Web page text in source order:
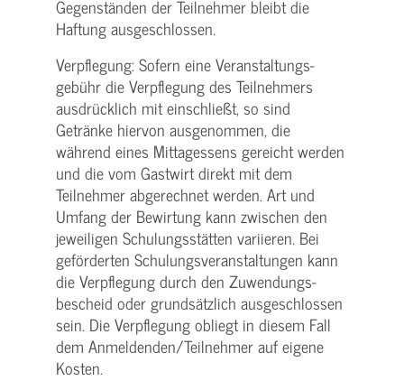
Gegenständen der Teilnehmer bleibt die
Haftung ausgeschlossen.
Verpflegung: Sofern eine Veranstaltungs­
gebühr die Verpflegung des Teilnehmers
ausdrücklich mit einschließt, so sind
Getränke hiervon ausgenommen, die
während eines Mittagessens gereicht werden
und die vom Gastwirt direkt mit dem
Teilnehmer abgerechnet werden. Art und
Umfang der Bewirtung kann zwischen den
jeweiligen Schulungsstätten variieren. Bei
geförderten Schulungs­veranstaltungen kann
die Verpflegung durch den Zuwendungs­
bescheid oder grundsätzlich ausgeschlossen
sein. Die Verpflegung obliegt in diesem Fall
dem Anmeldenden/­Teilnehmer auf eigene
Kosten.